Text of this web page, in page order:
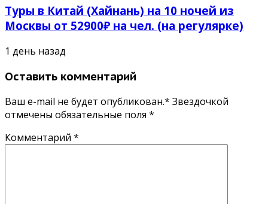
Туры в Китай (Хайнань) на 10 ночей из
Москвы от 52900₽ на чел. (на регулярке)
1 день назад
Оставить комментарий
Ваш e-mail не будет опубликован.* Звездочкой
отмечены обязательные поля *
Комментарий *